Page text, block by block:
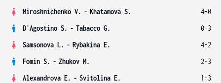
Miroshnichenko V. - Khatamova S.
4-0
D'Agostino S. - Tabacco G.
0-3
Samsonova L. - Rybakina E.
4-2
Fomin S. - Zhukov M.
2-3
Alexandrova E. - Svitolina E.
1-3